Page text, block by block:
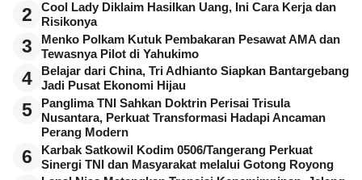
2
Cool Lady Diklaim Hasilkan Uang, Ini Cara Kerja dan
Risikonya
3
Menko Polkam Kutuk Pembakaran Pesawat AMA dan
Tewasnya Pilot di Yahukimo
4
Belajar dari China, Tri Adhianto Siapkan Bantargebang
Jadi Pusat Ekonomi Hijau
5
Panglima TNI Sahkan Doktrin Perisai Trisula
Nusantara, Perkuat Transformasi Hadapi Ancaman
Perang Modern
6
Karbak Satkowil Kodim 0506/Tangerang Perkuat
Sinergi TNI dan Masyarakat melalui Gotong Royong